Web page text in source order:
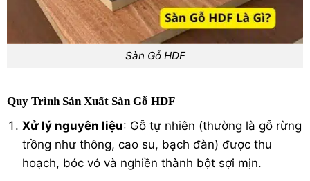
Sàn Gỗ HDF
Quy Trình Sản Xuất Sàn Gỗ HDF
Xử lý nguyên liệu: Gỗ tự nhiên (thường là gỗ rừng
trồng như thông, cao su, bạch đàn) được thu
hoạch, bóc vỏ và nghiền thành bột sợi mịn.